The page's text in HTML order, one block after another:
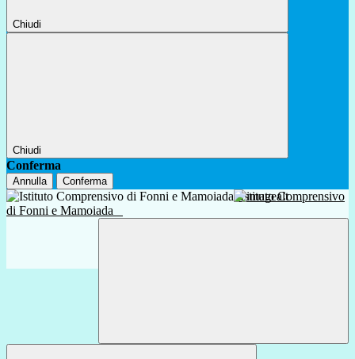
Chiudi
Chiudi
Conferma
Annulla Conferma
Istituto Comprensivo
di Fonni e Mamoiada